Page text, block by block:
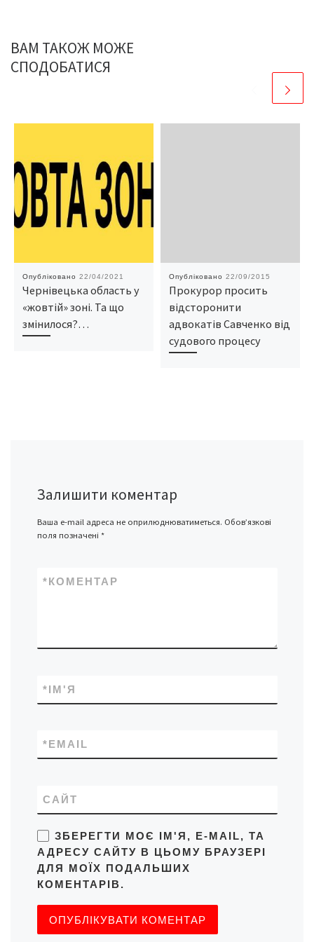
ВАМ ТАКОЖ МОЖЕ
СПОДОБАТИСЯ
Опубліковано 22/04/2021
Чернівецька область у
«жовтій» зоні. Та що
змінилося?…
Опубліковано 22/09/2015
Прокурор просить
відсторонити
адвокатів Савченко від
судового процесу
Залишити коментар
Ваша e-mail адреса не оприлюднюватиметься. Обов’язкові
поля позначені *
КОМЕНТАР
*
ІМ'Я
*
EMAIL
*
САЙТ
ЗБЕРЕГТИ МОЄ ІМ'Я, E-MAIL, ТА
АДРЕСУ САЙТУ В ЦЬОМУ БРАУЗЕРІ
ДЛЯ МОЇХ ПОДАЛЬШИХ
КОМЕНТАРІВ.